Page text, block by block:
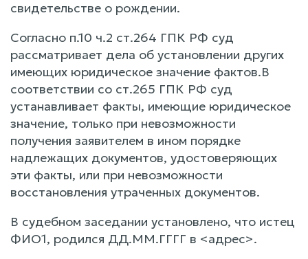
свидетельстве о рождении.
Согласно п.10 ч.2 ст.264 ГПК РФ суд
рассматривает дела об установлении других
имеющих юридическое значение фактов.В
соответствии со ст.265 ГПК РФ суд
устанавливает факты, имеющие юридическое
значение, только при невозможности
получения заявителем в ином порядке
надлежащих документов, удостоверяющих
эти факты, или при невозможности
восстановления утраченных документов.
В судебном заседании установлено, что истец
ФИО1, родился ДД.ММ.ГГГГ в <адрес>.